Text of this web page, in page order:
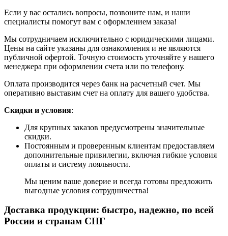
Если у вас остались вопросы, позвоните нам, и наши
специалисты помогут вам с оформлением заказа!
Мы сотрудничаем исключительно с юридическими лицами.
Цены на сайте указаны для ознакомления и не являются
публичной офертой. Точную стоимость уточняйте у нашего
менеджера при оформлении счета или по телефону.
Оплата производится через банк на расчетный счет. Мы
оперативно выставим счет на оплату для вашего удобства.
Скидки и условия:
Для крупных заказов предусмотрены значительные
скидки.
Постоянным и проверенным клиентам предоставляем
дополнительные привилегии, включая гибкие условия
оплаты и систему лояльности.
Мы ценим ваше доверие и всегда готовы предложить
выгодные условия сотрудничества!
Доставка продукции: быстро, надежно, по всей
России и странам СНГ